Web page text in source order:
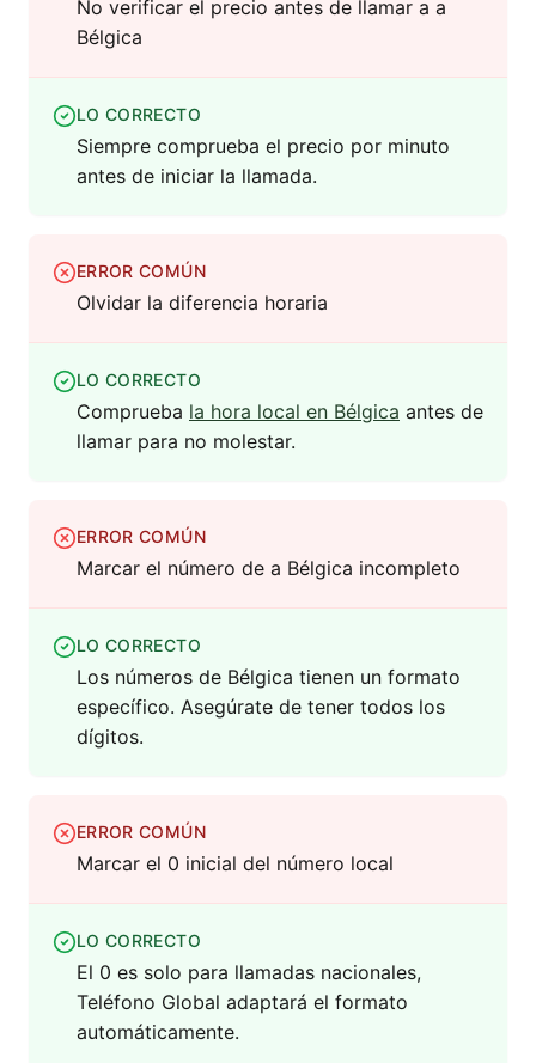
No verificar el precio antes de llamar a a
Bélgica
LO CORRECTO
Siempre comprueba el precio por minuto
antes de iniciar la llamada.
ERROR COMÚN
Olvidar la diferencia horaria
LO CORRECTO
Comprueba la hora local en Bélgica antes de
llamar para no molestar.
ERROR COMÚN
Marcar el número de a Bélgica incompleto
LO CORRECTO
Los números de Bélgica tienen un formato
específico. Asegúrate de tener todos los
dígitos.
ERROR COMÚN
Marcar el 0 inicial del número local
LO CORRECTO
El 0 es solo para llamadas nacionales,
Teléfono Global adaptará el formato
automáticamente.